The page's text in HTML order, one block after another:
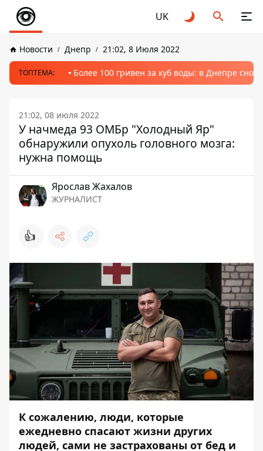
UK
Новости Днепр 21:02, 8 Июля 2022
ТОПТЕМА: Более 100 гривен за куб воды: в Днепре
21:02, 08 июля 2022
У начмеда 93 ОМБр "Холодный Яр"
обнаружили опухоль головного мозга:
нужна помощь
Ярослав Жахалов
ЖУРНАЛИСТ
👍
К сожалению, люди, которые
ежедневно спасают жизни других
людей, сами не застрахованы от бед и